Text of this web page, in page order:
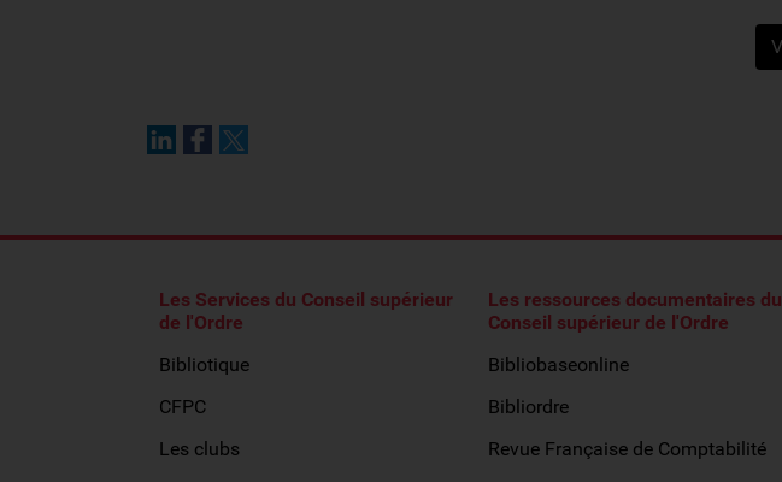
Les Services du Conseil supérieur
de l'Ordre
Bibliotique
CFPC
Les clubs
Les ressources documentaires du
Conseil supérieur de l'Ordre
Bibliobaseonline
Bibliordre
Revue Française de Comptabilité